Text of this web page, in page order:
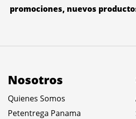
promociones, nuevos
Nosotros
Quienes Somos
Petentrega Panama